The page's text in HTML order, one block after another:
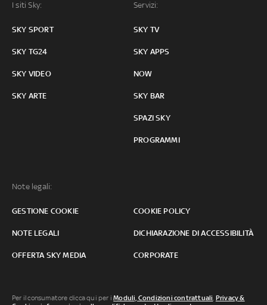
I siti Sky:
SKY SPORT
SKY TG24
SKY VIDEO
SKY ARTE
Servizi:
SKY TV
SKY APPS
NOW
SKY BAR
SPAZI SKY
PROGRAMMI
Note legali:
GESTIONE COOKIE COOKIE POLICY
NOTE LEGALI DICHIARAZIONE DI ACCESSIBILITÀ
OFFERTA SKY MEDIA CORPORATE
Per il consumatore clicca qui per iModuli, Condizioni contrattuali, Privacy &